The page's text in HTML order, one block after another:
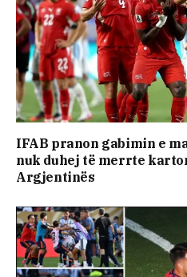
IFAB pranon gabimin e
nuk duhej të merrte
Argjentinës